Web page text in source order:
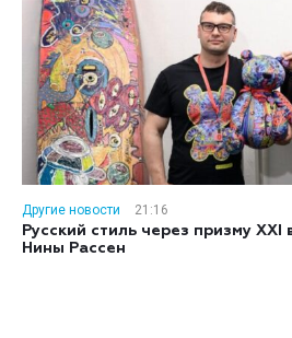
Другие новости
21:16
Русский стиль через призму
Нины Рассен